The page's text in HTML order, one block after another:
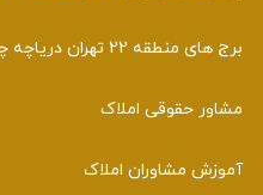
برج های منطقه 22 تهران دریاچه چیتگر
مشاور حقوقی املاک
آموزش مشاوران املاک